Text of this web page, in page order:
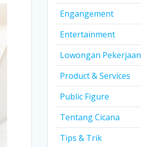
Engangement
Entertainment
Lowongan Pekerjaan
Product & Services
Public Figure
Tentang Cicana
Tips & Trik